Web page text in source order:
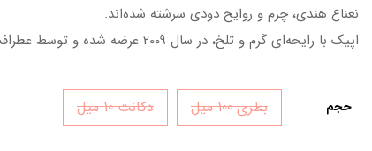
نعناع هندی، چرم و روایح دودی سرشته شده‌اند.
اپیک با رایحه‌ای گرم و تلخ، در سال 2009 عرضه شده و توسط عطرافشان به شما تقدیم می‌شود
حجم بطری 100 میل دکانت 10 میل